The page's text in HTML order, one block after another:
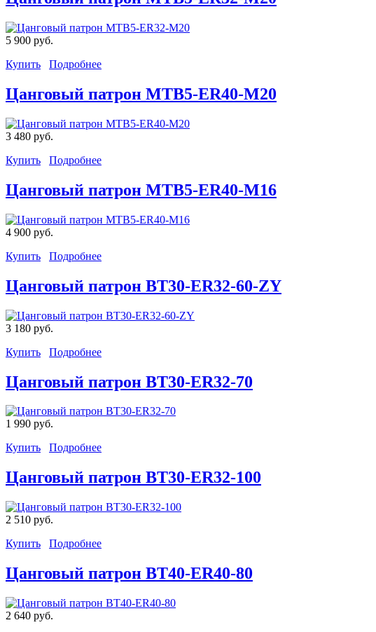
5 900 руб.
Купить
Подробнее
Цанговый патрон MTB5-ER40-М20
3 480 руб.
Купить
Подробнее
Цанговый патрон MTB5-ER40-М16
4 900 руб.
Купить
Подробнее
Цанговый патрон BT30-ER32-60-ZY
3 180 руб.
Купить
Подробнее
Цанговый патрон BT30-ER32-70
1 990 руб.
Купить
Подробнее
Цанговый патрон BT30-ER32-100
2 510 руб.
Купить
Подробнее
Цанговый патрон BT40-ER40-80
2 640 руб.